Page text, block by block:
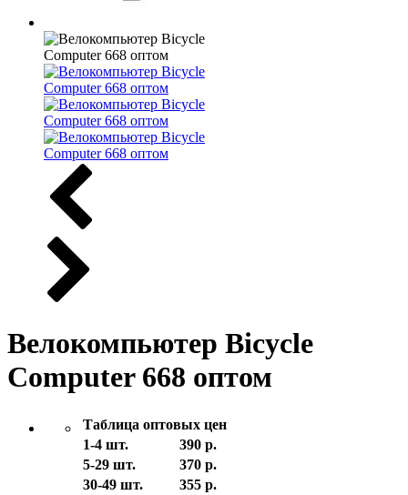
Велокомпьютер Bicycle
Computer 668 оптом
Таблица оптовых цен
1-4 шт.
390 р.
5-29 шт.
370 р.
30-49 шт.
355 р.